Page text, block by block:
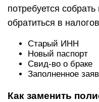
потребуется
обратиться в
Старый ИНН
Новый паспорт
Свид-во о браке
Заполненное
Как заменить